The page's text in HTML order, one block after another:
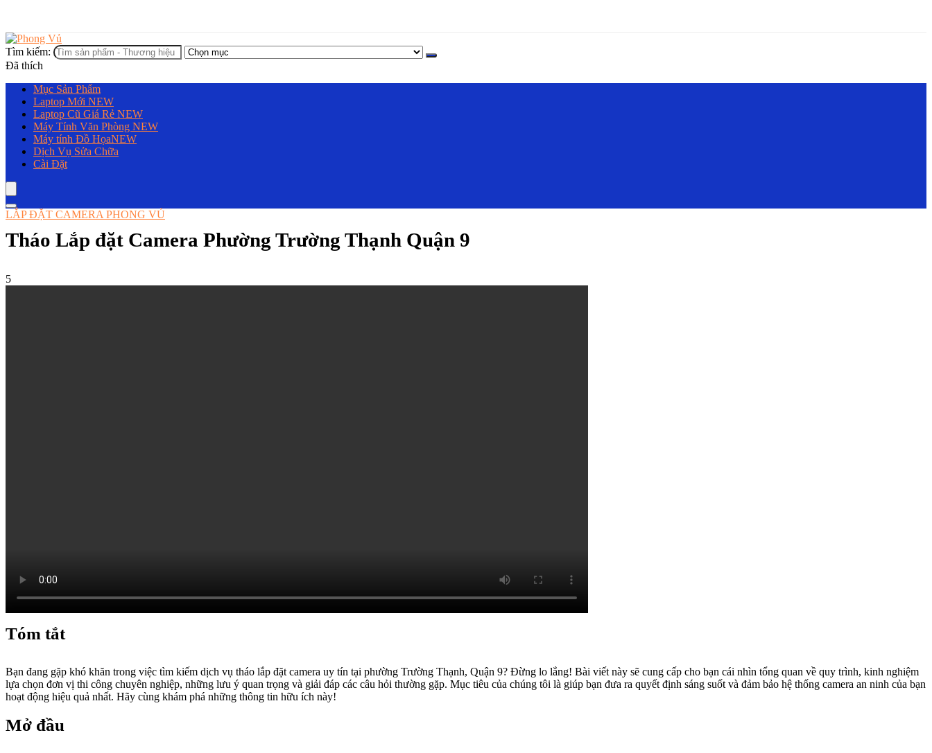
Tìm kiếm:
Đã thích
Mục Sản Phẩm
Laptop Mới NEW
Laptop Cũ Giá Rẻ NEW
Máy Tính Văn Phòng NEW
Máy tính Đồ HọaNEW
Dịch Vụ Sửa Chữa
Cài Đặt
LẮP ĐẶT CAMERA PHONG VỦ
Tháo Lắp đặt Camera Phường Trường Thạnh Quận 9
5
Tóm tắt
Bạn đang gặp khó khăn trong việc tìm kiếm dịch vụ tháo lắp đặt camera uy tín tại phường Trường Thạnh, Quận 9? Đừng lo lắng! Bài viết này sẽ cung cấp cho bạn cái nhìn tổng quan về quy trình, kinh nghiệm
lựa chọn đơn vị thi công chuyên nghiệp, những lưu ý quan trọng và giải đáp các câu hỏi thường gặp. Mục tiêu của chúng tôi là giúp bạn đưa ra quyết định sáng suốt và đảm bảo hệ thống camera an ninh của bạn
hoạt động hiệu quả nhất. Hãy cùng khám phá những thông tin hữu ích này!
Mở đầu